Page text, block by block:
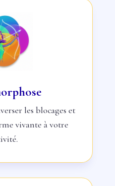
les blocages et
vivante à votre